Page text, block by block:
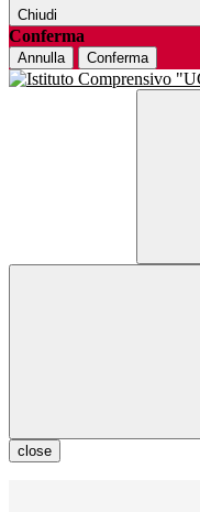
Chiudi
Conferma
Annulla Conferma
close